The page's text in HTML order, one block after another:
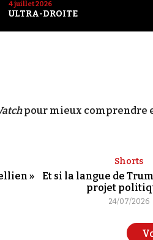
4 juillet 2026
ULTRA-DROITE
pour mieux comprendre
»
Shorts
Et si la langue de
projet
24/07/2026